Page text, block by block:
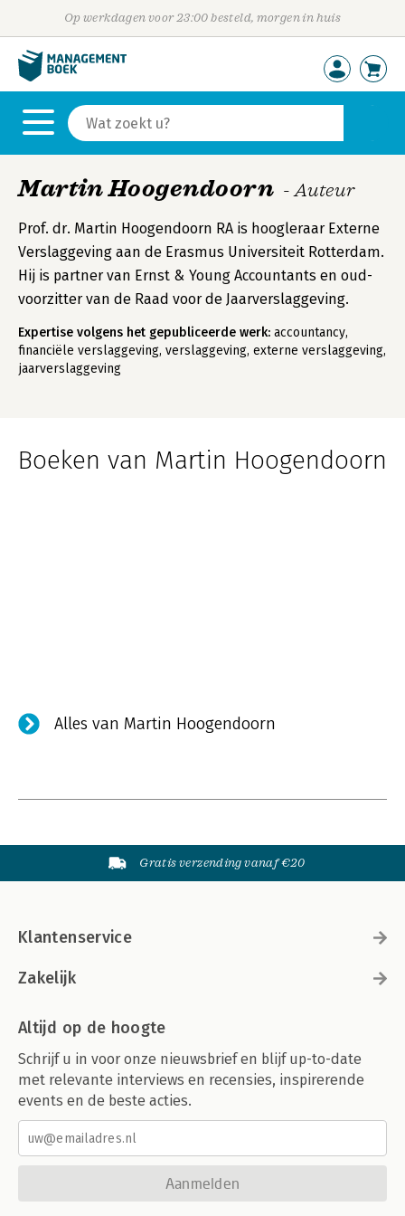
Op werkdagen voor 23:00 besteld, morgen in huis
Martin Hoogendoorn - Auteur
Prof. dr. Martin Hoogendoorn RA is hoogleraar Externe
Verslaggeving aan de Erasmus Universiteit Rotterdam.
Hij is partner van Ernst & Young Accountants en oud-
voorzitter van de Raad voor de Jaarverslaggeving.
Expertise volgens het gepubliceerde werk: accountancy,
financiële verslaggeving, verslaggeving, externe verslaggeving,
jaarverslaggeving
Boeken van Martin Hoogendoorn
Alles van Martin Hoogendoorn
Gratis verzending vanaf €20
Klantenservice
Zakelijk
Altijd op de hoogte
Schrijf u in voor onze nieuwsbrief en blijf up-to-date
met relevante interviews en recensies, inspirerende
events en de beste acties.
Aanmelden